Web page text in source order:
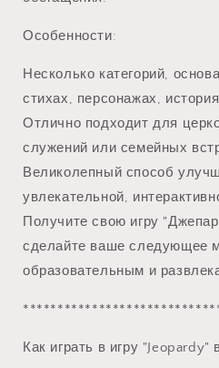
Особенности:
Несколько категорий,
стихах, персонажах,
Отлично подходит для
служений или семейных
Великолепный способ
увлекательной,
Получите свою игру
сделайте ваше следующее
образовательным и
Как играть в игру